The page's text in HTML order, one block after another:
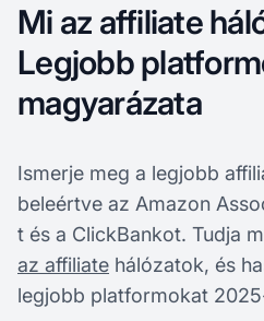
Mi az affiliate
Legjobb
magyarázata
Ismerje meg a legjobb
beleértve az Amazon
t és a ClickBankot. Tudja
az affiliate hálózatok, és
legjobb platformokat